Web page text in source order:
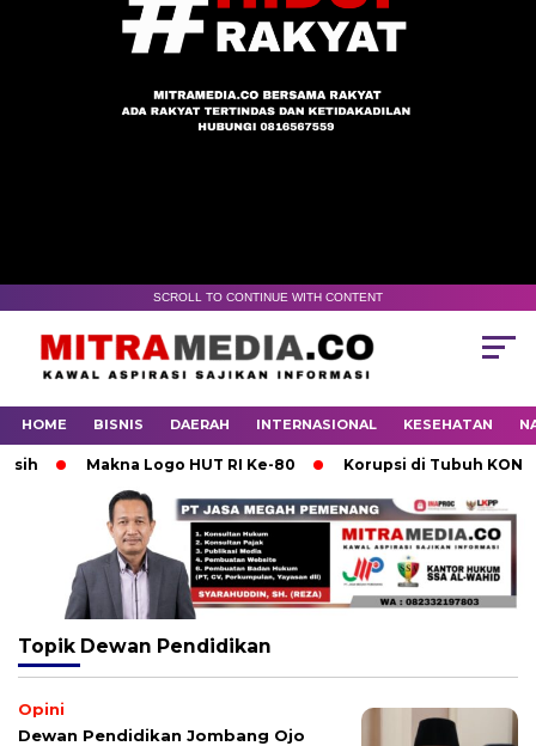
SCROLL TO CONTINUE WITH CONTENT
HOME BISNIS DAERAH INTERNASIONAL KESEHATAN
Makna Logo HUT RI Ke-80 Korupsi di Tubuh KONI
Topik Dewan Pendidikan
Opini
Dewan Pendidikan Jombang Ojo